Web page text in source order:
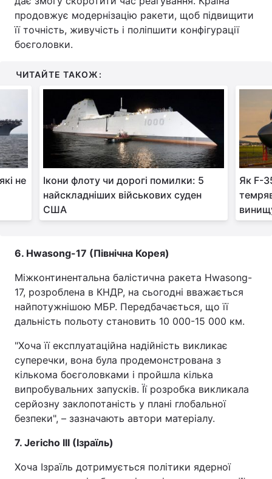
продовжує модернізацію ракети, щоб підвищити
її точність, живучість і поліпшити конфігурації
боєголовки.
ЧИТАЙТЕ ТАКОЖ:
не
Ікони флоту чи дорогі помилки: 5
найскладніших військових суден
США
Як F-
6. Hwasong-17 (Північна Корея)
Міжконтинентальна балістична ракета Hwasong-
17, розроблена в КНДР, на сьогодні вважається
найпотужнішою МБР. Передбачається, що її
дальність польоту становить 10 000-15 000 км.
"Хоча її експлуатаційна надійність викликає
суперечки, вона була продемонстрована з
кількома боєголовками і пройшла кілька
випробувальних запусків. Її розробка викликала
серйозну заклопотаність у плані глобальної
безпеки", – зазначають автори матеріалу.
7. Jericho III (Ізраїль)
Хоча Ізраїль дотримується політики ядерної